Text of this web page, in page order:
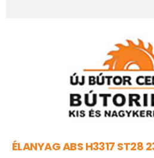
ÉLANYAG ABS H3317 ST28